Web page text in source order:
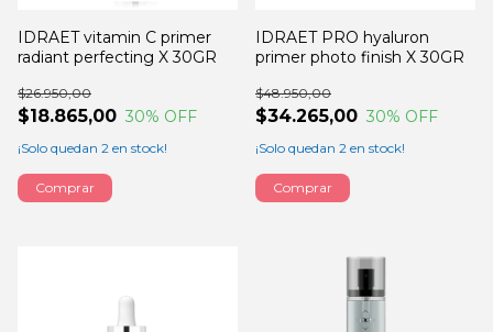
IDRAET vitamin C primer
radiant perfecting X 30GR
$18.865,00
$26.950,00
30% OFF
¡Solo quedan 2 en stock!
IDRAET PRO hyaluron
primer photo finish X 30GR
$34.265,00
$48.950,00
30% OFF
¡Solo quedan 2 en stock!